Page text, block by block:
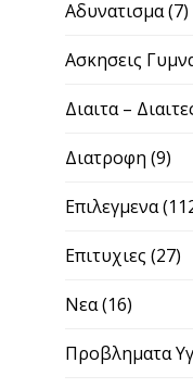
Αδυνατισμα(7)
Ασκησεις
Διαιτα –
Διατροφη (9)
Επιλεγμενα
Επιτυχιες (27)
Νεα(16)
Προβληματα